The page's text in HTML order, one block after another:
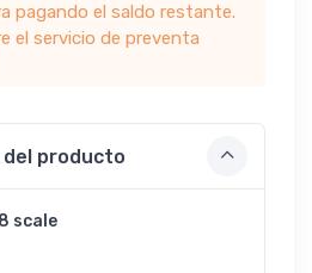
pagando el saldo restante.
el servicio de preventa
producto
scale